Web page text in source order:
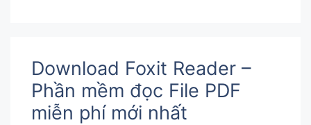
Download Foxit Reader –
Phần mềm đọc File PDF
miễn phí mới nhất